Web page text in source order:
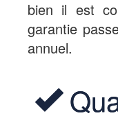
bien il est
garantie
annuel.